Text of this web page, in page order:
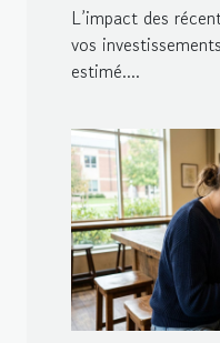
vos
?
L’impact des
vos
estimé....